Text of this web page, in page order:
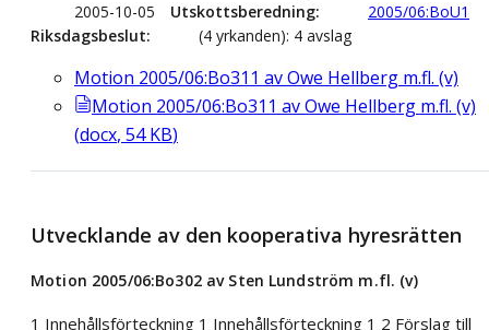
2005-10-05
Utskottsberedning
2005/06:BoU1
Riksdagsbeslut
(4 yrkanden): 4 avslag
Motion 2005/06:Bo311 av Owe Hellberg m.fl. (v)
Motion 2005/06:Bo311 av Owe Hellberg m.fl. (v)
(docx, 54 KB)
Utvecklande av den kooperativa hyresrätten
Motion 2005/06:Bo302 av Sten Lundström m.fl. (v)
1 Innehållsförteckning 1 Innehållsförteckning 1 2 Förslag till